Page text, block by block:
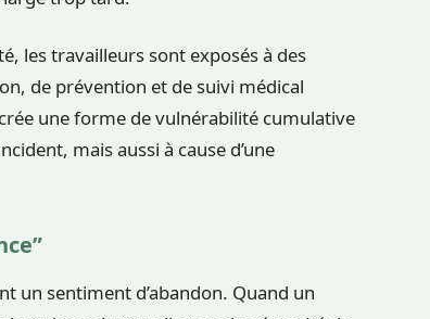
les travailleurs sont exposés à des
de prévention et de suivi médical
une forme de vulnérabilité cumulative
mais aussi à cause d’une
un sentiment d’abandon. Quand un